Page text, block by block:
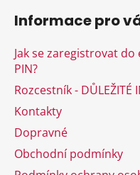
Informace pro
Jak se zaregistrovat
PIN?
Rozcestník - DŮLEŽITÉ
Kontakty
Dopravné
Obchodní podmínky